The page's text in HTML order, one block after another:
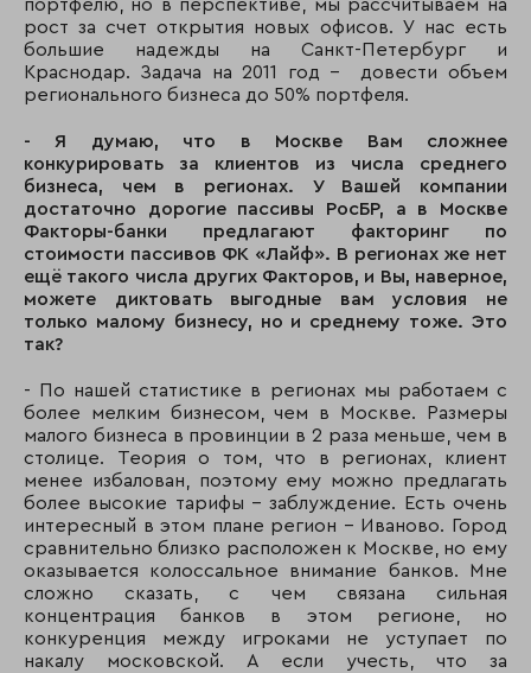
портфелю, но в перспективе, мы рассчитываем на
рост за счет открытия новых офисов. У нас есть
большие надежды на Санкт-Петербург и
Краснодар. Задача на 2011 год - довести объем
регионального бизнеса до 50% портфеля.
- Я думаю, что в Москве Вам сложнее
конкурировать за клиентов из числа среднего
бизнеса, чем в регионах. У Вашей компании
достаточно дорогие пассивы РосБР, а в Москве
Факторы-банки предлагают факторинг по
стоимости пассивов ФК «Лайф». В регионах же нет
ещё такого числа других Факторов, и Вы, наверное,
можете диктовать выгодные вам условия не
только малому бизнесу, но и среднему тоже. Это
так?
- По нашей статистике в регионах мы работаем с
более мелким бизнесом, чем в Москве. Размеры
малого бизнеса в провинции в 2 раза меньше, чем в
столице. Теория о том, что в регионах, клиент
менее избалован, поэтому ему можно предлагать
более высокие тарифы - заблуждение. Есть очень
интересный в этом плане регион – Иваново. Город
сравнительно близко расположен к Москве, но ему
оказывается колоссальное внимание банков. Мне
сложно сказать, с чем связана сильная
концентрация банков в этом регионе, но
конкуренция между игроками не уступает по
накалу московской. А если учесть, что за